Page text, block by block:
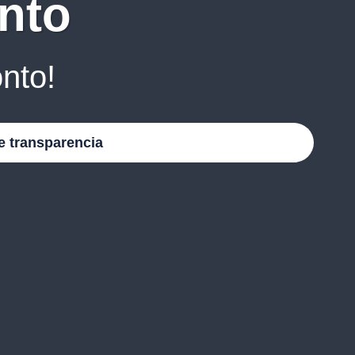
transparencia